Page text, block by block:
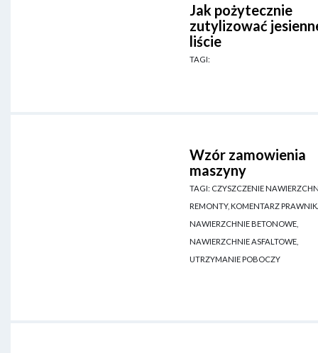
Jak pożytecznie
zutylizować
liście
TAGI:
Wzór zamowienia
maszyny
TAGI: CZYSZCZENIE
REMONTY, KOMENTARZ
NAWIERZCHNIE BETONOWE,
NAWIERZCHNIE ASFALTOWE,
UTRZYMANIE POBOCZY